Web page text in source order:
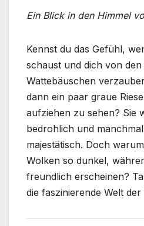
Ein Blick in den Himmel
Kennst du das Gefühl,
schaust und dich von
Wattebäuschen
dann ein paar graue
aufziehen zu sehen? Sie
bedrohlich und
majestätisch. Doch
Wolken so dunkel,
freundlich erscheinen?
die faszinierende Welt der